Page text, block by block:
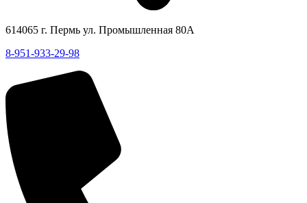
614065 г. Пермь ул. Промышленная 80А
8-951-933-29-98